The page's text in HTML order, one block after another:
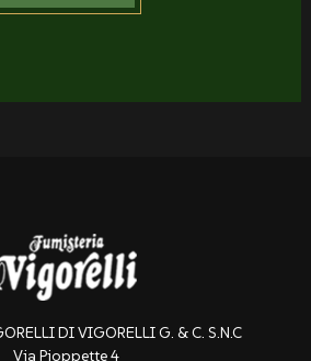
DI VIGORELLI G. & C. S.N.C
Via Pioppette 4